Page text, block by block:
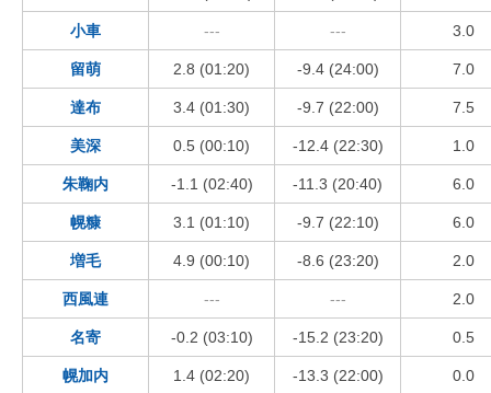
小車 --- --- 3.0
留萌 2.8 (01:20) -9.4 (24:00) 7.0
達布 3.4 (01:30) -9.7 (22:00) 7.5
美深 0.5 (00:10) -12.4 (22:30) 1.0
朱鞠内 -1.1 (02:40) -11.3 (20:40) 6.0
幌糠 3.1 (01:10) -9.7 (22:10) 6.0
増毛 4.9 (00:10) -8.6 (23:20) 2.0
西風連 --- --- 2.0
名寄 -0.2 (03:10) -15.2 (23:20) 0.5
幌加内 1.4 (02:20) -13.3 (22:00) 0.0